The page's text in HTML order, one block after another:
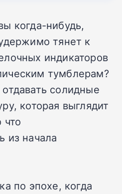
когда-нибудь,
тянет к
индикаторов
тумблерам?
солидные
которая выглядит
что
из начала
по эпохе, когда